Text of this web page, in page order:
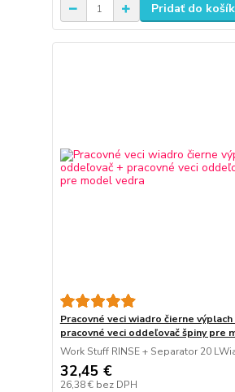
Pridať do
Pracovné veci wiadro čierne
pracovné veci oddeľovač špiny pre
Work Stuff RINSE + Separator 20
32,45 €
26,38 € bez DPH